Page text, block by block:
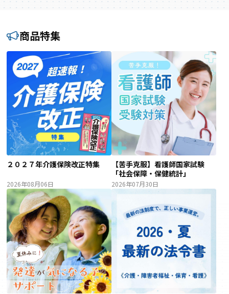
商品特集
２０２７年介護保険改正特集
2026年08月06日
【苦手克服】看護師国家試験
「社会保障・保健統計」
2026年07月30日